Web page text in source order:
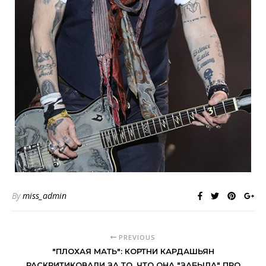
Bymiss_admin
PREVIOUS
"ПЛОХАЯ МАТЬ": КОРТНИ КАРДАШЬЯН